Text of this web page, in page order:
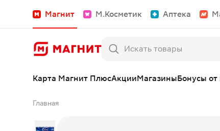
Магнит М.Косметик Аптека
Карта Магнит ПлюсАкцииМагазиныБонусы от
Главная